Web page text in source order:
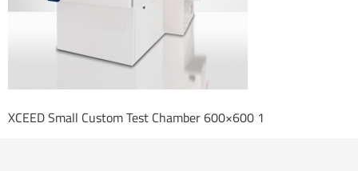
XCEED Small Custom Test Chamber 600×600 1